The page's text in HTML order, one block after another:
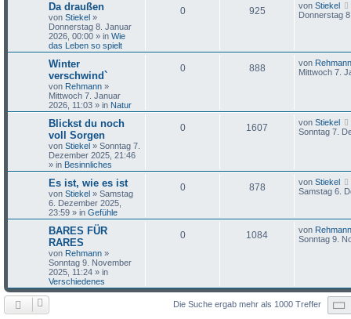
Da draußen
von Stiekel »
Donnerstag 8. Januar
2026, 00:00 » in Wie
das Leben so spielt
0 925 von Stiekel
Donnerstag
Winter
verschwind`
von Rehmann »
Mittwoch 7. Januar
2026, 11:03 » in Natur
0 888 von Rehmann
Mittwoch 7.
Blickst du noch
voll Sorgen
von Stiekel » Sonntag 7.
Dezember 2025, 21:46
» in Besinnliches
0 1607 von Stiekel
Sonntag 7.
Es ist, wie es ist
von Stiekel » Samstag
6. Dezember 2025,
23:59 » in Gefühle
0 878 von Stiekel
Samstag 6.
BARES FÜR
RARES
von Rehmann »
Sonntag 9. November
2025, 11:24 » in
Verschiedenes
0 1084 von Rehmann
Sonntag 9.
Die Suche ergab mehr als 1000 Treffer